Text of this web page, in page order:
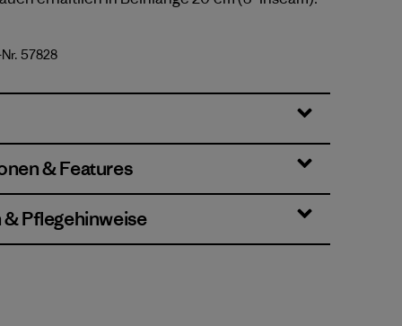
57828
& Features
Pflegehinweise